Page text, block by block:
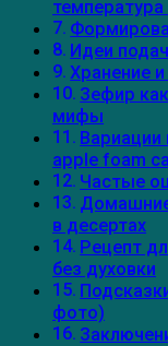
Идеи
Хранение
Зефир
мифы
Вариации
apple foam
Частые
в десертах
Рецепт
без духовки
фото)